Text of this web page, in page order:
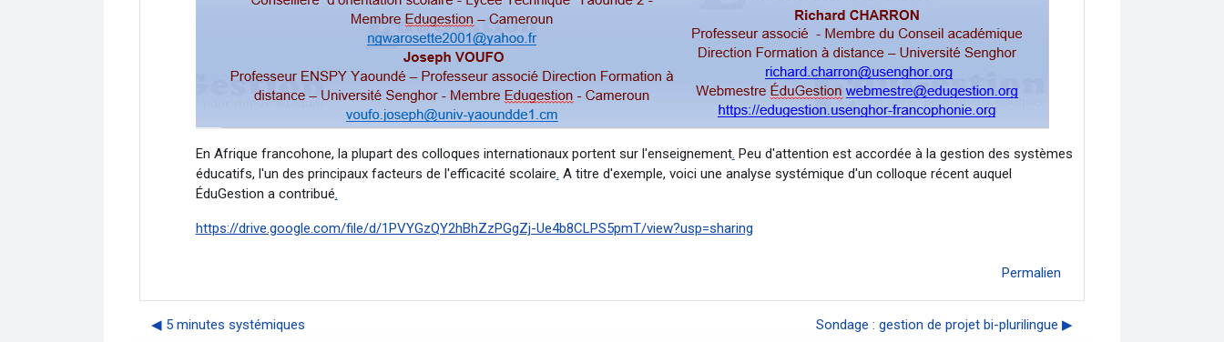
En Afrique francohone, la plupart des colloques internationaux portent sur l'enseignement. Peu d'attention est accordée à la gestion des systèmes
éducatifs, l'un des principaux facteurs de l'efficacité scolaire A titre d'exemple, voici une analyse systémique d'un colloque récent auquel
ÉduGestion a contribué
https://drive.google.com/file/d/1PVYGzQY2hBhZzPGgZj-Ue4b8CLPS5pmT/view?usp=sharing
Permalien
◀︎ 5 minutes systémiques Sondage : gestion de projet bi-plurilingue ▶︎